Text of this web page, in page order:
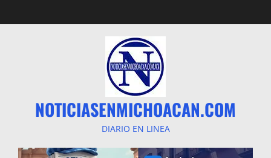
al
NOTICIASENMICHOACAN.COM
DIARIO EN LINEA